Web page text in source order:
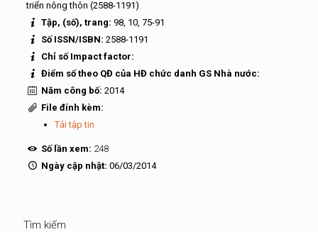
triển nông thôn (2588-1191)
Tập, (số), trang: 98, 10, 75-91
Số ISSN/ISBN: 2588-1191
Chỉ số Impact factor:
Điểm số theo QĐ của HĐ chức danh GS Nhà nước:
Năm công bố: 2014
File đính kèm:
Tải tập tin
Số lần xem: 248
Ngày cập nhật: 06/03/2014
Tìm kiếm